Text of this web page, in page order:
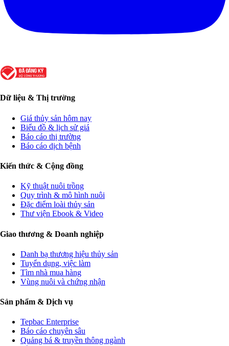
Dữ liệu & Thị trường
Giá thủy sản hôm nay
Biểu đồ & lịch sử giá
Báo cáo thị trường
Báo cáo dịch bệnh
Kiến thức & Cộng đồng
Kỹ thuật nuôi trồng
Quy trình & mô hình nuôi
Đặc điểm loài thủy sản
Thư viện Ebook & Video
Giao thương & Doanh nghiệp
Danh bạ thương hiệu thủy sản
Tuyển dụng, việc làm
Tìm nhà mua hàng
Vùng nuôi và chứng nhận
Sản phẩm & Dịch vụ
Tepbac Enterprise
Báo cáo chuyên sâu
Quảng bá & truyền thông ngành